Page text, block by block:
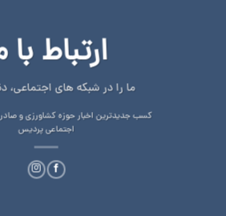
ارتباط با
ما را در شبکه های اجتماعی،
کسب جدیدترین اخبار حوزه کشاورزی و
اجتماعی پردیس